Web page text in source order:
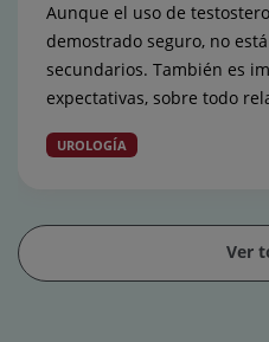
Aunque el uso de
demostrado seguro, no
secundarios. También es
expectativas, sobre todo
UROLOGÍA
Ver